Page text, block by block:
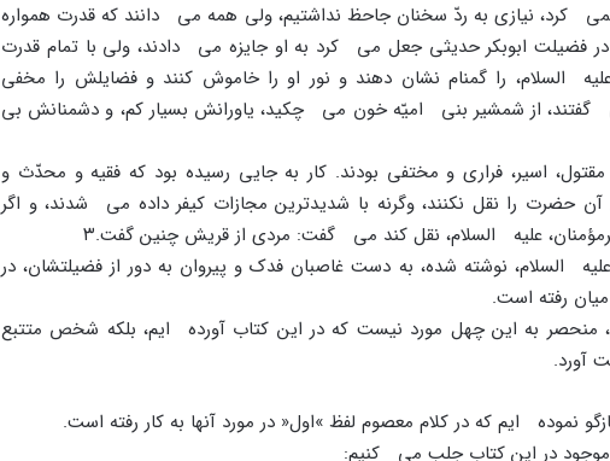
کرد، نیازى به ردّ سخنان جاحظ نداشتیم، ولى همه مى دانند که قدرت همواره
فضیلت ابوبکر حدیثى جعل مى کرد به او جایزه مى دادند، ولى با تمام قدرت
السلام، را گمنام نشان دهند و نور او را خاموش کنند و فضایلش را مخفى
مى گفتند، از شمشیر بنى امیّه خون مى چکید، یاورانش بسیار کم، و دشمنانش بى
مقتول، اسیر، فرارى و مختفى بودند. کار به جایى رسیده بود که فقیه و محدّث و
آن حضرت را نقل نکنند، وگرنه با شدیدترین مجازات کیفر داده مى شدند، و اگر
علیه السلام، نقل کند مى گفت: مردى از قریش چنین گفت.۳
السلام، نوشته شده، به دست غاصبان فدک و پیروان به دور از فضیلتشان، در
رفته است.
منحصر به این چهل مورد نیست که در این کتاب آورده ایم، بلکه شخص متتبع
آورد.
موجود در این کتاب جلب مى کنیم: